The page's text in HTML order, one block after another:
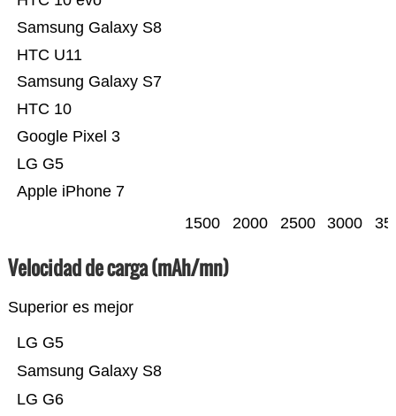
Apple iPhone 7
LG G5
Google Pixel 3
HTC 10
Samsung Galaxy S7
HTC U11
Samsung Galaxy S8
1500 2000 2500 3000
Velocidad de carga (mAh/mn)
Superior es mejor
LG G6
Samsung Galaxy S8
LG G5